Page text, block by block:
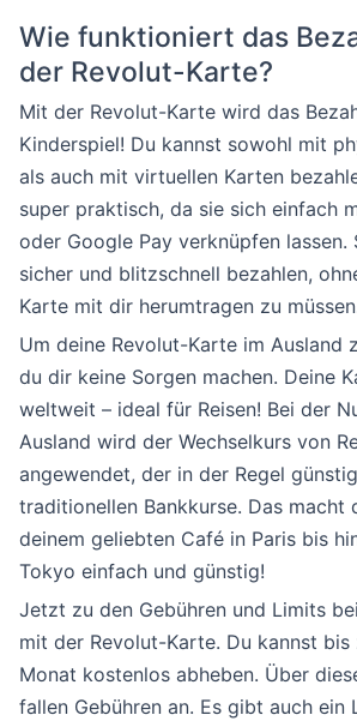
Wie funktioniert das
der Revolut-Karte?
Mit der Revolut-Karte wird das
Kinderspiel! Du kannst sowohl mit
als auch mit virtuellen Karten
super praktisch, da sie sich einfach
oder Google Pay verknüpfen lassen.
sicher und blitzschnell bezahlen,
Karte mit dir herumtragen zu
Um deine Revolut-Karte im Ausland
du dir keine Sorgen machen. Deine
weltweit – ideal für Reisen! Bei der
Ausland wird der Wechselkurs von
angewendet, der in der Regel
traditionellen Bankkurse. Das macht
deinem geliebten Café in Paris bis
Tokyo einfach und günstig!
Jetzt zu den Gebühren und Limits
mit der Revolut-Karte. Du kannst
Monat kostenlos abheben. Über
fallen Gebühren an. Es gibt auch ein